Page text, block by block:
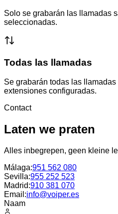
Solo se grabarán las llamadas
seleccionadas.
Todas las llamadas
Se grabarán todas las
extensiones configuradas.
Contact
Laten we praten
Alles inbegrepen, geen kleine
Málaga:951 562 080
Sevilla:955 252 523
Madrid:910 381 070
Email:info@voiper.es
Naam